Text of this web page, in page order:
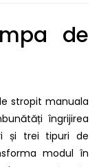
de
stropit manuala
îngrijirea
și trei tipuri de
modul în